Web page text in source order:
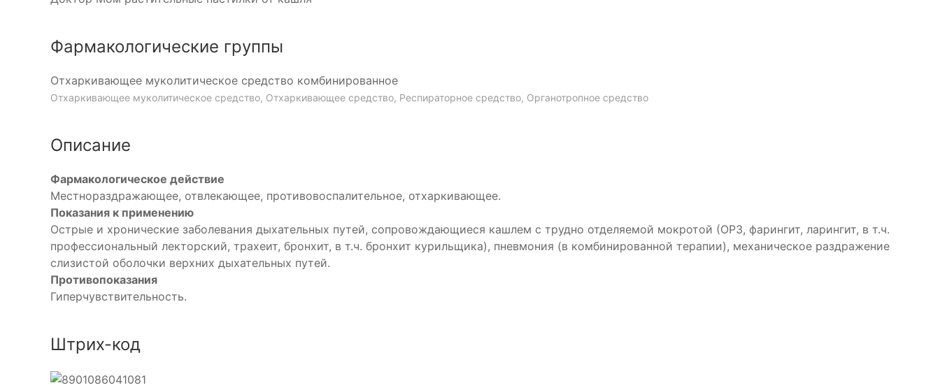
Фармакологические группы
Отхаркивающее муколитическое средство комбинированное
Отхаркивающее муколитическое средство, Отхаркивающее средство, Респираторное средство, Органотропное средство
Описание
Фармакологическое действие
Местнораздражающее, отвлекающее, противовоспалительное, отхаркивающее.
Показания к применению
Острые и хронические заболевания дыхательных путей, сопровождающиеся кашлем с трудно отделяемой мокротой (ОРЗ, фарингит, ларингит, в т.ч.
профессиональный лекторский, трахеит, бронхит, в т.ч. бронхит курильщика), пневмония (в комбинированной терапии), механическое раздражение
слизистой оболочки верхних дыхательных путей.
Противопоказания
Гиперчувствительность.
Штрих-код